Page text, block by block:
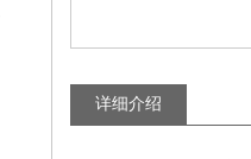
详细介绍